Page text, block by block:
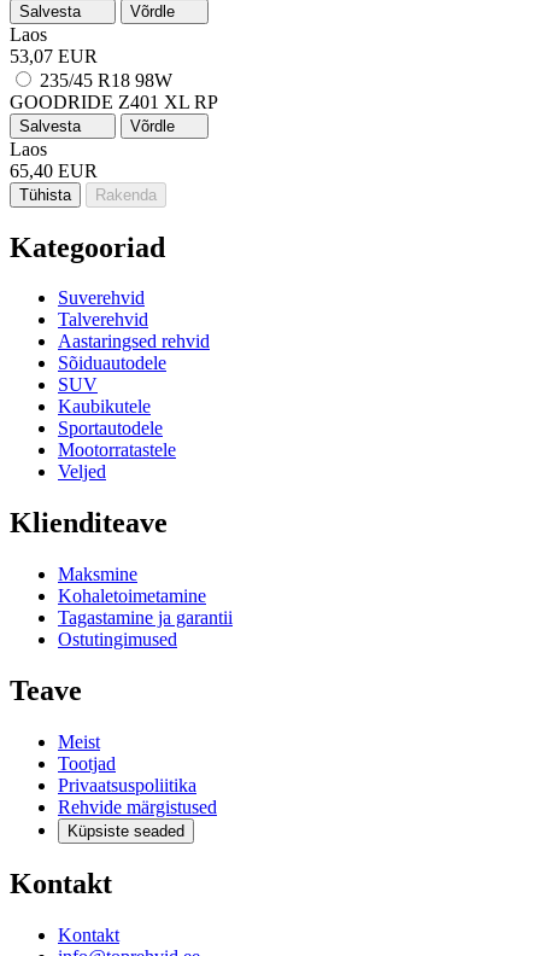
Salvesta Võrdle
Laos
53,07 EUR
235/45 R18 98W
GOODRIDE Z401 XL RP
Salvesta Võrdle
Laos
65,40 EUR
Tühista Rakenda
Kategooriad
Suverehvid
Talverehvid
Aastaringsed rehvid
Sõiduautodele
SUV
Kaubikutele
Sportautodele
Mootorratastele
Veljed
Klienditeave
Maksmine
Kohaletoimetamine
Tagastamine ja garantii
Ostutingimused
Teave
Meist
Tootjad
Privaatsuspoliitika
Rehvide märgistused
Küpsiste seaded
Kontakt
Kontakt